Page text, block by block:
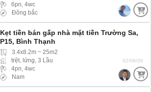
6pn, 4wc
Đông bắc
Kẹt tiền bán gấp nhà mặt tiền Trường Sa,
P15, Bình Thạnh
3.4x8.2m ~ 25m2
trệt, lửng, 3 Lầu
4pn, 4wc
Nam
02/08/26